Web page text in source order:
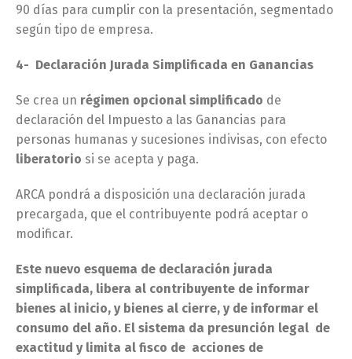
90 días para cumplir con la presentación, segmentado
según tipo de empresa.
4- Declaración Jurada Simplificada en Ganancias
Se crea un régimen opcional simplificado de
declaración del Impuesto a las Ganancias para
personas humanas y sucesiones indivisas, con efecto
liberatorio si se acepta y paga.
ARCA pondrá a disposición una declaración jurada
precargada, que el contribuyente podrá aceptar o
modificar.
Este nuevo esquema de declaración jurada
simplificada, libera al contribuyente de informar
bienes al inicio, y bienes al cierre, y de informar el
consumo del año. El sistema da presunción legal de
exactitud y limita al fisco de acciones de